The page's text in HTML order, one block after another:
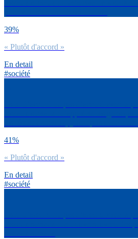
39%
« Plutôt d'accord »
En detail
#société
41%
« Plutôt d'accord »
En detail
#société